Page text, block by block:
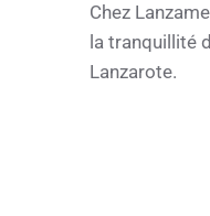
Chez
la tranquillité
Lanzarote.